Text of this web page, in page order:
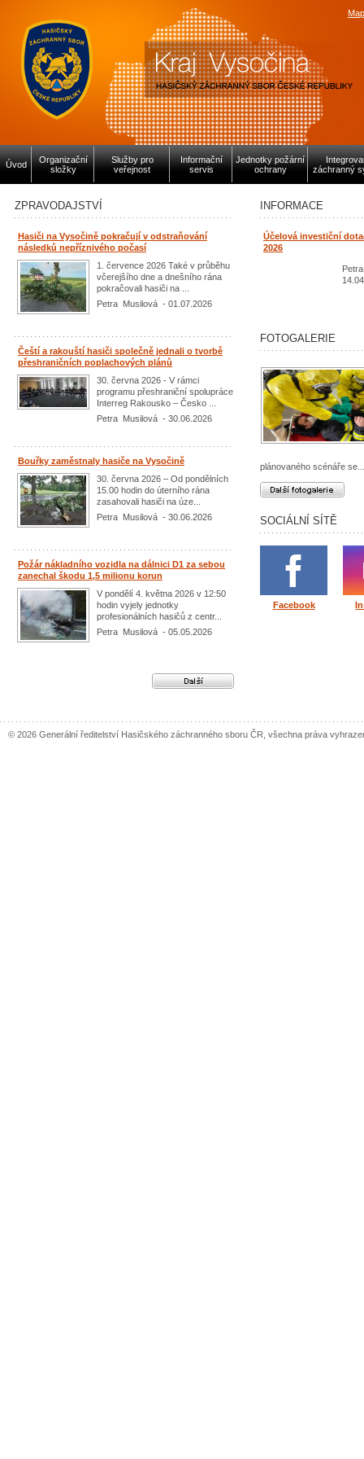
Úvod
Organizační
složky
Služby pro
veřejnost
Informační
servis
Jednotky požární
ochrany
záchranný
ZPRAVODAJSTVÍ
Hasiči na Vysočině pokračují v odstraňování
následků nepříznivého počasí
1. července 2026 Také v průběhu
včerejšího dne a dnešního rána
pokračovali hasiči na ...
Petra Musilová - 01.07.2026
Čeští a rakouští hasiči společně jednali o tvorbě
přeshraničních poplachových plánů
30. června 2026 - V rámci
programu přeshraniční spolupráce
Interreg Rakousko – Česko ...
Petra Musilová - 30.06.2026
Bouřky zaměstnaly hasiče na Vysočině
30. června 2026 – Od pondělních
15.00 hodin do úterního rána
zasahovali hasiči na úze...
Petra Musilová - 30.06.2026
Požár nákladního vozidla na dálnici D1 za sebou
zanechal škodu 1,5 milionu korun
V pondělí 4. května 2026 v 12:50
hodin vyjely jednotky
profesionálních hasičů z centr...
Petra Musilová - 05.05.2026
Další aktuality
INFORMACE
Účelová investiční
2026
FOTOGALERIE
plánovaného scénáře se...
Další fotogalerie
SOCIÁLNÍ SÍTĚ
Facebook
© 2026 Generální ředitelství Hasičského záchranného sboru ČR, všechna práva